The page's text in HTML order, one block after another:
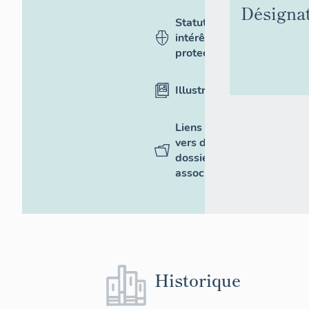
Statut,
intérêt et
protection
Illustrations
Liens
vers des
dossiers
associés
Historique